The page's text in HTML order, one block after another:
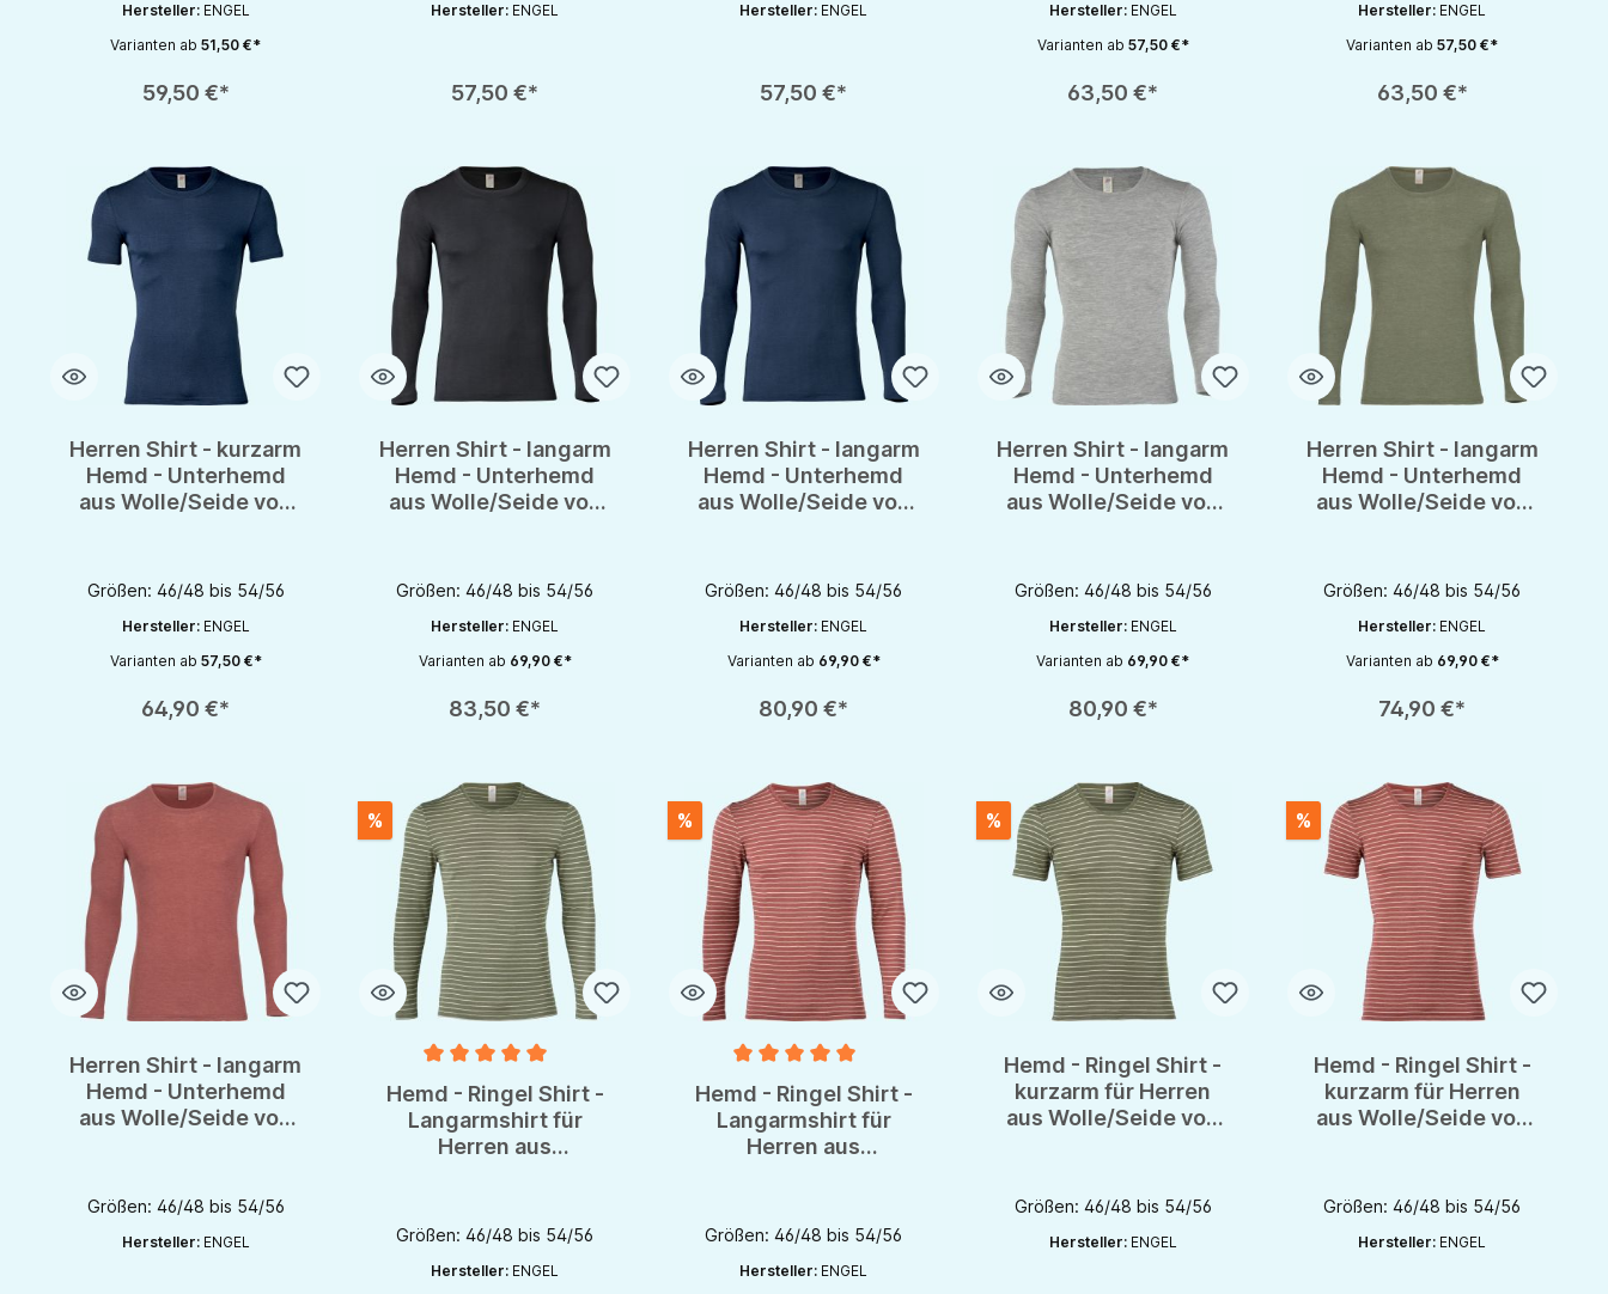
Hersteller: ENGEL
Varianten ab 51,50 €*
59,50 €*
Hersteller: ENGEL
57,50 €*
Hersteller: ENGEL
57,50 €*
Hersteller: ENGEL
Varianten ab 57,50 €*
63,50 €*
Hersteller: ENGEL
Varianten ab 57,50 €*
63,50 €*
Herren Shirt - kurzarm
Hemd - Unterhemd
aus Wolle/Seide von
Größen: 46/48 bis 54/56
Hersteller: ENGEL
Varianten ab 57,50 €*
64,90 €*
Herren Shirt - langarm
Hemd - Unterhemd
aus Wolle/Seide von
Größen: 46/48 bis 54/56
Hersteller: ENGEL
Varianten ab 69,90 €*
83,50 €*
Herren Shirt - langarm
Hemd - Unterhemd
aus Wolle/Seide von
Größen: 46/48 bis 54/56
Hersteller: ENGEL
Varianten ab 69,90 €*
80,90 €*
Herren Shirt - langarm
Hemd - Unterhemd
aus Wolle/Seide von
Größen: 46/48 bis 54/56
Hersteller: ENGEL
Varianten ab 69,90 €*
80,90 €*
Herren Shirt - langarm
Hemd - Unterhemd
aus Wolle/Seide von
Größen: 46/48 bis 54/56
Hersteller: ENGEL
Varianten ab 69,90 €*
74,90 €*
Herren Shirt - langarm
Hemd - Unterhemd
aus Wolle/Seide von
Größen: 46/48 bis 54/56
Hersteller: ENGEL
%
Durchschnittliche Bewertung von 5 von 5 Sternen
Hemd - Ringel Shirt -
Langarmshirt für
Herren aus
Größen: 46/48 bis 54/56
Hersteller: ENGEL
%
Durchschnittliche Bewertung von 5 von 5 Sternen
Hemd - Ringel Shirt -
Langarmshirt für
Herren aus
Größen: 46/48 bis 54/56
Hersteller: ENGEL
%
Hemd - Ringel Shirt -
kurzarm für Herren
aus Wolle/Seide von
Größen: 46/48 bis 54/56
Hersteller: ENGEL
%
Hemd - Ringel Shirt -
kurzarm für Herren
aus Wolle/Seide von
Größen: 46/48 bis 54/56
Hersteller: ENGEL